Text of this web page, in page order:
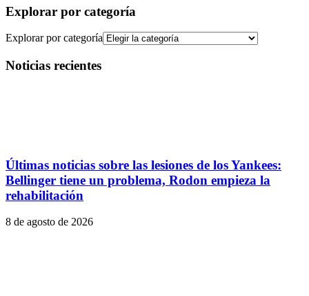
Explorar por categoría
Explorar por categoría
Noticias recientes
Últimas noticias sobre las lesiones de los Yankees:
Bellinger tiene un problema, Rodon empieza la
rehabilitación
8 de agosto de 2026